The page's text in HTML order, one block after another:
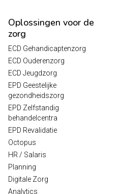
Oplossingen voor de
zorg
ECD Gehandicaptenzorg
ECD Ouderenzorg
ECD Jeugdzorg
EPD Geestelijke
gezondheidszorg
EPD Zelfstandig
behandelcentra
EPD Revalidatie
Octopus
HR / Salaris
Planning
Digitale Zorg
Analytics